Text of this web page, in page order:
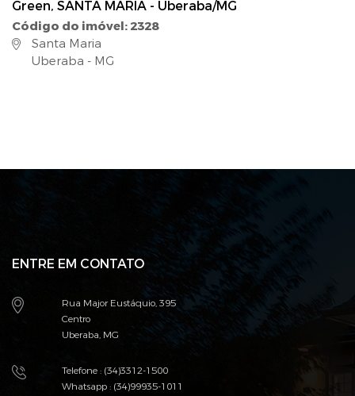
Green, SANTA MARIA - Uberaba/MG
Código do imóvel: 2328
Santa Maria
Uberaba - MG
ENTRE EM CONTATO
Rua Major Eustáquio, 395
Centro
Uberaba, MG
Telefone : (34)3312-1500
Whatsapp : (34)99935-1011